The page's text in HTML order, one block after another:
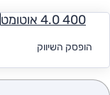
400 4.0 אוטומט
הופסק השיווק